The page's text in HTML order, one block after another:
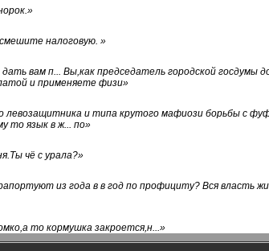
»
налоговую. »
вам п... Вы,как председатель городской госдумы
и применяете физи»
левозащитника и типа крутого мафиози борьбы с
то язык в ж... по»
чё с урала?»
из года в в год по профициту? Вся власть
то кормушка закроется,н...»